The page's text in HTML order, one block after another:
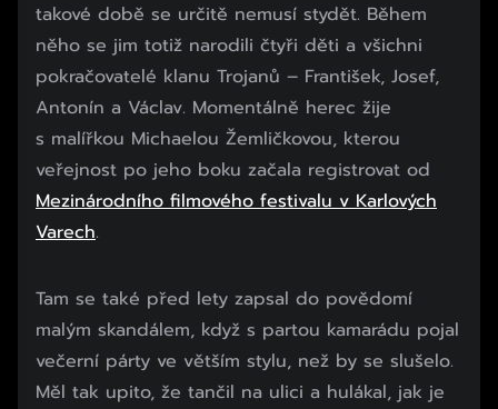
takové době se určitě nemusí stydět. Během
něho se jim totiž narodili čtyři děti a všichni
pokračovatelé klanu Trojanů – František, Josef,
Antonín a Václav. Momentálně herec žije
s malířkou Michaelou Žemličkovou, kterou
veřejnost po jeho boku začala registrovat od
Mezinárodního filmového festivalu v Karlových
Varech.
Začátek reklamy
Konec reklamy
Tam se také před lety zapsal do povědomí
malým skandálem, když s partou kamarádu pojal
večerní párty ve větším stylu, než by se slušelo.
Měl tak upito, že tančil na ulici a hulákal, jak je